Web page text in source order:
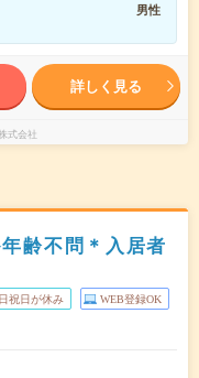
男性
詳しく見る
式会社
齢不問＊入居者
祝日が休み WEB登録OK